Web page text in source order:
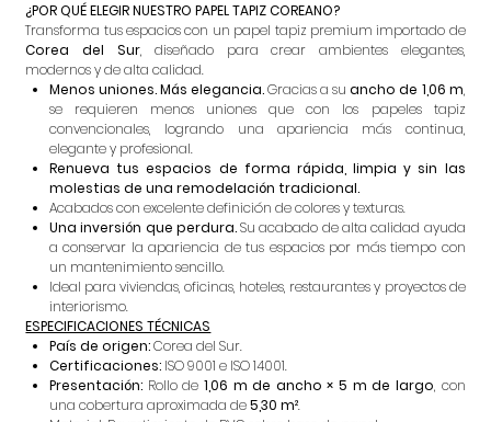
¿POR QUÉ ELEGIR NUESTRO PAPEL TAPIZ COREANO?
Transforma tus espacios con un papel tapiz premium importado de
Corea del Sur, diseñado para crear ambientes elegantes,
modernos y de alta calidad.
Menos uniones. Más elegancia.Gracias a suancho de 1,06 m,
se requieren menos uniones que con los papeles tapiz
convencionales, logrando una apariencia más continua,
elegante y profesional.
Renueva tus espacios de forma rápida, limpia y sin las
molestias de una remodelación tradicional.
Acabados con excelente definición de colores y texturas.
Una inversión que perdura.Su acabado de alta calidad ayuda
a conservar la apariencia de tus espacios por más tiempo con
un mantenimiento sencillo.
Ideal para viviendas, oficinas, hoteles, restaurantes y proyectos de
interiorismo.
ESPECIFICACIONES TÉCNICAS
País de origen:Corea del Sur.
Certificaciones: ISO 9001 e ISO 14001.
Presentación: Rollo de 1,06 m de ancho × 5 m de largo, con
una cobertura aproximada de5,30 m².